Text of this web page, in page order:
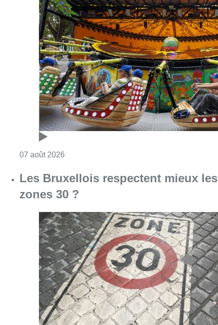
07 août 2026
Les Bruxellois respectent mieux les
zones 30 ?